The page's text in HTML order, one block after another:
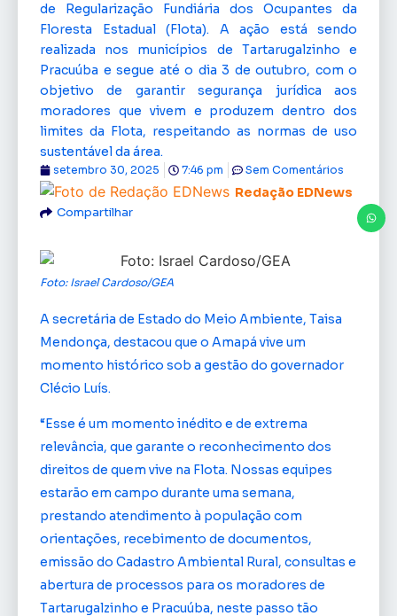
de Regularização Fundiária dos Ocupantes da
Floresta Estadual (Flota). A ação está sendo
realizada nos municípios de Tartarugalzinho e
Pracuúba e segue até o dia 3 de outubro, com o
objetivo de garantir segurança jurídica aos
moradores que vivem e produzem dentro dos
limites da Flota, respeitando as normas de uso
sustentável da área.
Redação EDNews
setembro 30, 2025 7:46 pm Sem Comentários
Compartilhar
Foto: Israel Cardoso/GEA
A secretária de Estado do Meio Ambiente, Taisa
Mendonça, destacou que o Amapá vive um
momento histórico sob a gestão do governador
Clécio Luís.
“Esse é um momento inédito e de extrema
relevância, que garante o reconhecimento dos
direitos de quem vive na Flota. Nossas equipes
estarão em campo durante uma semana,
prestando atendimento à população com
orientações, recebimento de documentos,
emissão do Cadastro Ambiental Rural, consultas e
abertura de processos para os moradores de
Tartarugalzinho e Pracuúba, neste passo tão